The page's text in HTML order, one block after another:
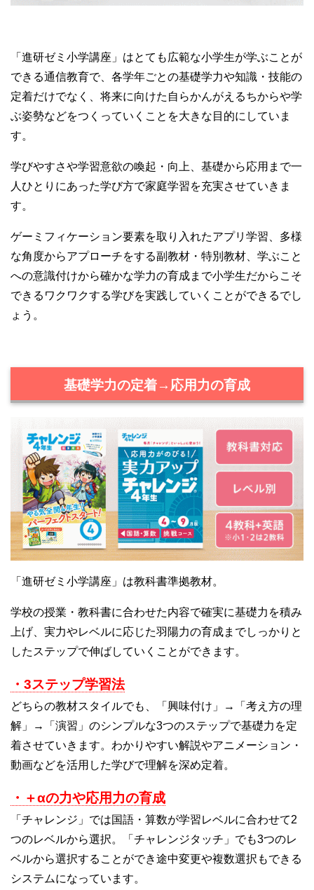
「進研ゼミ小学講座」はとても広範な小学生が学ぶことが
できる通信教育で、各学年ごとの基礎学力や知識・技能の
定着だけでなく、将来に向けた自らかんがえるちからや学
ぶ姿勢などをつくっていくことを大きな目的にしていま
す。
学びやすさや学習意欲の喚起・向上、基礎から応用まで一
人ひとりにあった学び方で家庭学習を充実させていきま
す。
ゲーミフィケーション要素を取り入れたアプリ学習、多様
な角度からアプローチをする副教材・特別教材、学ぶこと
への意識付けから確かな学力の育成まで小学生だからこそ
できるワクワクする学びを実践していくことができるでし
ょう。
基礎学力の定着→応用力の育成
「進研ゼミ小学講座」は教科書準拠教材。
学校の授業・教科書に合わせた内容で確実に基礎力を積み
上げ、実力やレベルに応じた羽陽力の育成までしっかりと
したステップで伸ばしていくことができます。
・3ステップ学習法
どちらの教材スタイルでも、「興味付け」→「考え方の理
解」→「演習」のシンプルな3つのステップで基礎力を定
着させていきます。わかりやすい解説やアニメーション・
動画などを活用した学びで理解を深め定着。
・＋αの力や応用力の育成
「チャレンジ」では国語・算数が学習レベルに合わせて2
つのレベルから選択。「チャレンジタッチ」でも3つのレ
ベルから選択することができ途中変更や複数選択もできる
システムになっています。